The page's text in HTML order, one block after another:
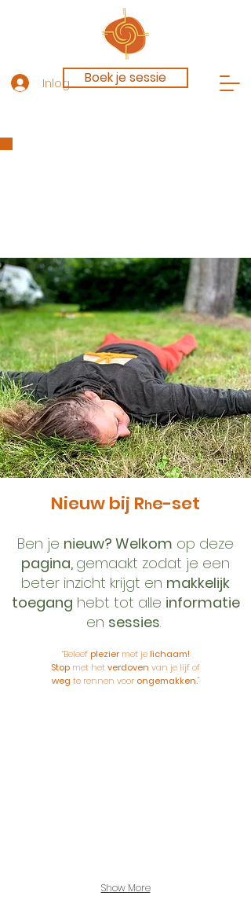
InloggenBoek je sessie
Nieuw bij Rhe-set
Ben je nieuw? Welkom op deze
pagina, gemaakt zodat je een
beter inzicht krijgt en makkelijk
toegang hebt tot alle informatie
en sessies.
“Beleef pleziermet je lichaam!
Stop met hetverdoven van je lijf of
weg te rennen voor ongemakken."
Show More